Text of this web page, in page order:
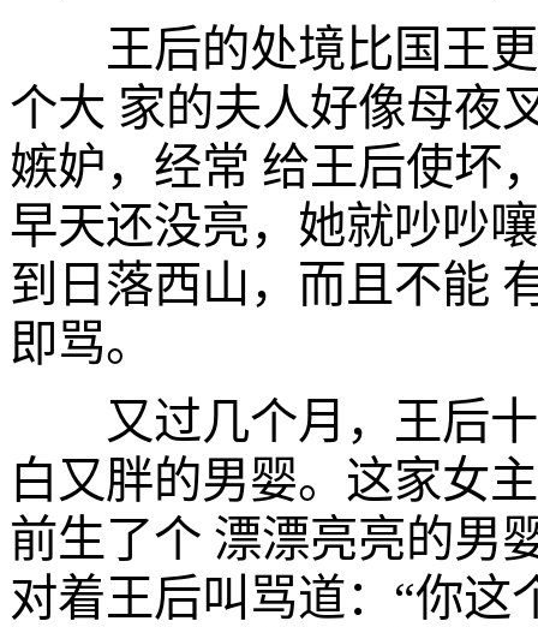
王后的处境比国王更
个大 家的夫人好像母夜
嫉妒，经常 给王后使坏
早天还没亮，她就吵吵
到日落西山，而且不能
即骂。
又过几个月，王后十
白又胖的男婴。这家女
前生了个 漂漂亮亮的男
对着王后叫骂道：“你这